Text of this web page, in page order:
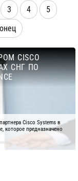
3 4
5
CISCO
СНГ ПО
Cisco Systems в
которое предназначено